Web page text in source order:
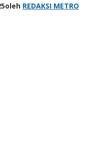
oleh REDAKSI METRO